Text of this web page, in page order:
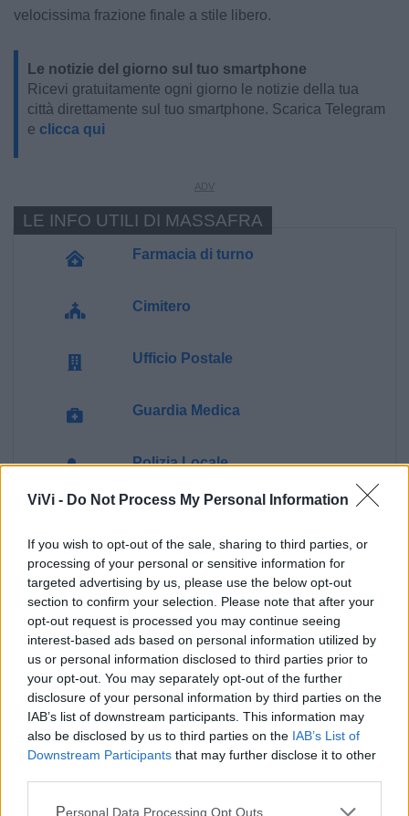
ViVi - Do Not Process My Personal Information
If you wish to opt-out of the sale, sharing to third parties, or
processing of your personal or sensitive information for
targeted advertising by us, please use the below opt-out
section to confirm your selection. Please note that after your
opt-out request is processed you may continue seeing
interest-based ads based on personal information utilized by
us or personal information disclosed to third parties prior to
your opt-out. You may separately opt-out of the further
disclosure of your personal information by third parties on the
IAB’s list of downstream participants. This information may
also be disclosed by us to third parties on the IAB’s List of
Downstream Participants that may further disclose it to other
Personal Data Processing Opt Outs
velocissima frazione finale a stile libero.
Le notizie del giorno sul tuo smartphone
Ricevi gratuitamente ogni giorno le notizie della tua
città direttamente sul tuo smartphone. Scarica Telegram
e clicca qui
Farmacia di turno
Cimitero
Ufficio Postale
Guardia Medica
Polizia Locale
Pubblica illuminazione
LE INFO UTILI DI MASSAFRA